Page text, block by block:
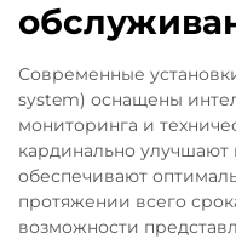
Современные
system) оснащены
мониторинга и
кардинально улучшают
обеспечивают
протяжении всего
возможности